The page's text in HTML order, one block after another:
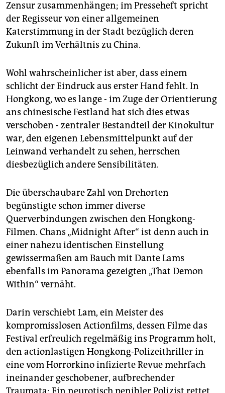
Zensur zusammenhängen; im Presseheft spricht
der Regisseur von einer allgemeinen
Katerstimmung in der Stadt bezüglich deren
Zukunft im Verhältnis zu China.
Wohl wahrscheinlicher ist aber, dass einem
schlicht der Eindruck aus erster Hand fehlt. In
Hongkong, wo es lange - im Zuge der Orientierung
ans chinesische Festland hat sich dies etwas
verschoben - zentraler Bestandteil der Kinokultur
war, den eigenen Lebensmittelpunkt auf der
Leinwand verhandelt zu sehen, herrschen
diesbezüglich andere Sensibilitäten.
Die überschaubare Zahl von Drehorten
begünstigte schon immer diverse
Querverbindungen zwischen den Hongkong-
Filmen. Chans „Midnight After“ ist denn auch in
einer nahezu identischen Einstellung
gewissermaßen am Bauch mit Dante Lams
ebenfalls im Panorama gezeigten „That Demon
Within“ vernäht.
Darin verschiebt Lam, ein Meister des
kompromisslosen Actionfilms, dessen Filme das
Festival erfreulich regelmäßig ins Programm holt,
den actionlastigen Hongkong-Polizeithriller in
eine vom Horrorkino infizierte Revue mehrfach
ineinander geschobener, aufbrechender